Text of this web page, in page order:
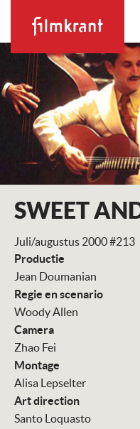
SWEET
Juli/augustus 2000 #213
Productie
Jean Doumanian
Regie en scenario
Woody Allen
Camera
Zhao Fei
Montage
Alisa Lepselter
Art direction
Santo Loquasto